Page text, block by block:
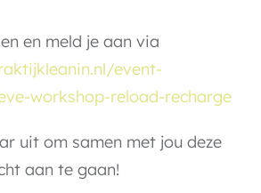
en meld je aan via
event-
workshop-reload-recharge
uit om samen met jou deze
aan te gaan!